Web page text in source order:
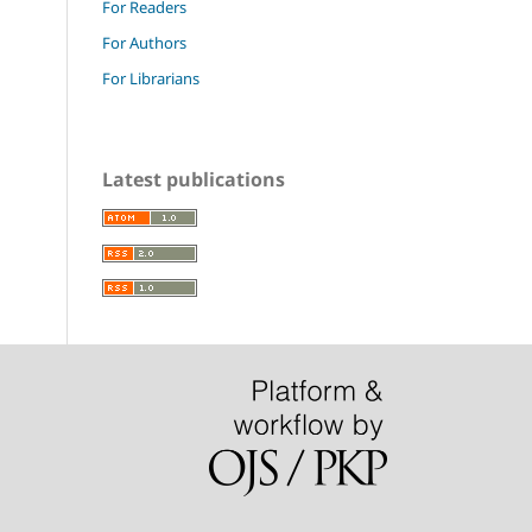
For Readers
For Authors
For Librarians
Latest publications